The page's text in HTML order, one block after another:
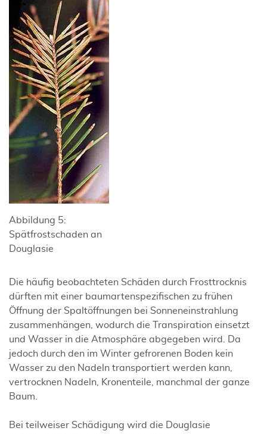
Abbildung 5:
Spätfrostschaden an
Douglasie
Die häufig beobachteten Schäden durch Frosttrocknis
dürften mit einer baumartenspezi­fischen zu frühen
Öffnung der Spalt­öffnungen bei Sonneneinstrahlung
zusammen­hängen, wodurch die Transpiration einsetzt
und Wasser in die Atmosphäre abgegeben wird. Da
jedoch durch den im Winter gefrorenen Boden kein
Wasser zu den Nadeln transportiert werden kann,
vertrocknen Nadeln, Kronen­teile, manchmal der ganze
Baum.
Bei teilweiser Schädigung wird die Douglasie